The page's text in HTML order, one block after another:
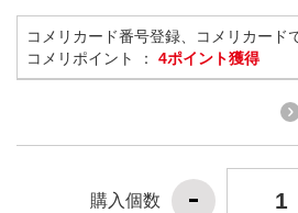
コメリカード番号登録、コメリカード
コメリポイント ： 4ポイント獲得
購入個数